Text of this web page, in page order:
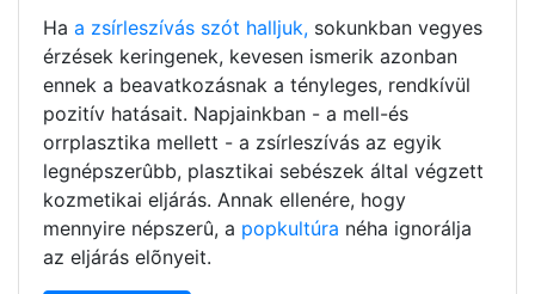
Ha a zsírleszívás szót halljuk, sokunkban vegyes
érzések keringenek, kevesen ismerik azonban
ennek a beavatkozásnak a tényleges, rendkívül
pozitív hatásait. Napjainkban - a mell-és
orrplasztika mellett - a zsírleszívás az egyik
legnépszerûbb, plasztikai sebészek által végzett
kozmetikai eljárás. Annak ellenére, hogy
mennyire népszerû, a popkultúra néha ignorálja
az eljárás elõnyeit.